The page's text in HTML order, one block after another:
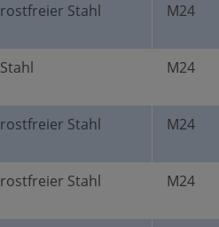
rostfreier Stahl M24
Stahl M24
rostfreier Stahl M24
rostfreier Stahl M24